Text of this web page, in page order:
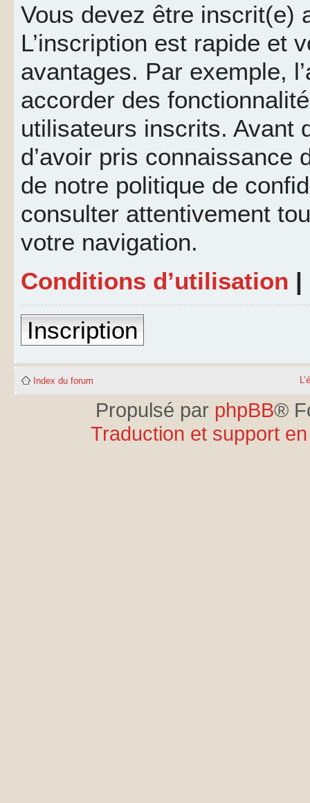
Vous devez être inscrit(e)
L’inscription est rapide et
avantages. Par exemple,
accorder des
utilisateurs inscrits. Avant
d’avoir pris connaissance
de notre politique de
consulter attentivement
votre navigation.
Conditions d’utilisation |
Inscription
Index du forum
Propulsé par phpBB®
Traduction et support